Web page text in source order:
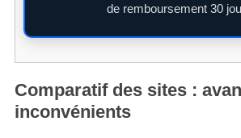
de remboursement 30
Comparatif des sites :
inconvénients